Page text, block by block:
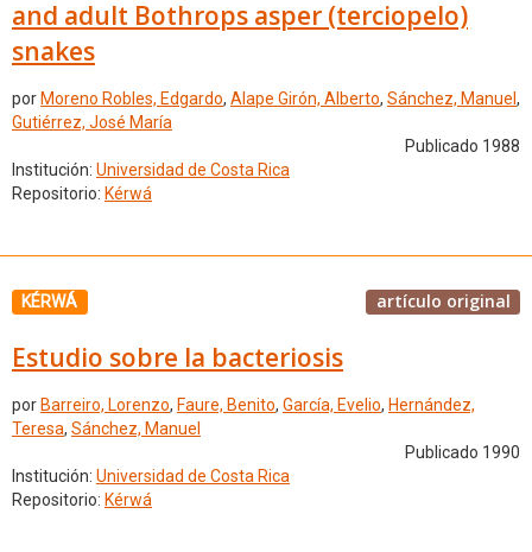
and adult Bothrops asper (terciopelo)
snakes
por Moreno Robles, Edgardo, Alape Girón, Alberto, Sánchez, Manuel ,
Gutiérrez, José María
Publicado 1988
Institución: Universidad de Costa Rica
Repositorio: Kérwá
KÉRWÁ artículo original
Estudio sobre la bacteriosis
por Barreiro, Lorenzo, Faure, Benito, García, Evelio, Hernández,
Teresa, Sánchez, Manuel
Publicado 1990
Institución: Universidad de Costa Rica
Repositorio: Kérwá